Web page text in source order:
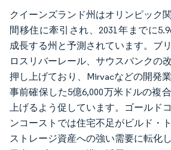
クイーンズランド州はオリンピック
間移住に牽引され、2031年までに
成長する州と予測されています。ブ
ロスリバーレール、サウスバンクの
押し上げており、Mirvacなどの開発
事前確保した5億6,000万米ドルの複
上げるよう促しています。ゴールド
ンコーストでは住宅不足がビルド・
ストレージ資産への強い需要に転化